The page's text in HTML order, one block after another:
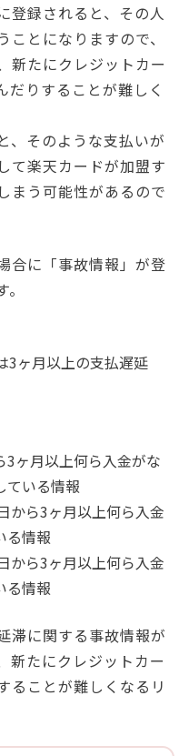
登録されると、その人
とになりますので、
新たにクレジットカー
だりすることが難しく
、そのような支払いが
て楽天カードが加盟す
まう可能性があるので
合に「事故情報」が登
3ヶ月以上の支払遅延
3ヶ月以上何ら入金がな
ている情報
から3ヶ月以上何ら入金
る情報
から3ヶ月以上何ら入金
る情報
滞に関する事故情報が
新たにクレジットカー
ることが難しくなるリ